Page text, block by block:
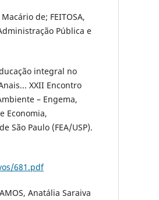
de; FEITOSA,
Pública e
integral no
XXII Encontro
– Engema,
Economia,
São Paulo (FEA/USP).
681.pdf
Anatália Saraiva